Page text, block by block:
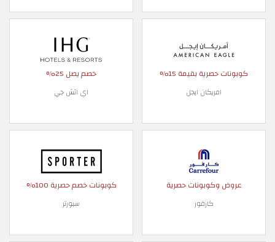
كوبونات حصرية بقيمة 15%
امريكان ايجل
خصم يصل 25%
اي اتش جي
عروض وكوبونات حصرية
كارفور
كوبونات خصم حصرية 100%
سبورتر